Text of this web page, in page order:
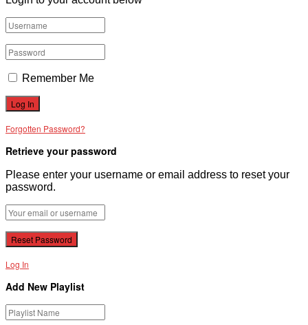
Remember Me
Forgotten Password?
Retrieve your password
Please enter your username or email address to reset your
password.
Log In
Add New Playlist